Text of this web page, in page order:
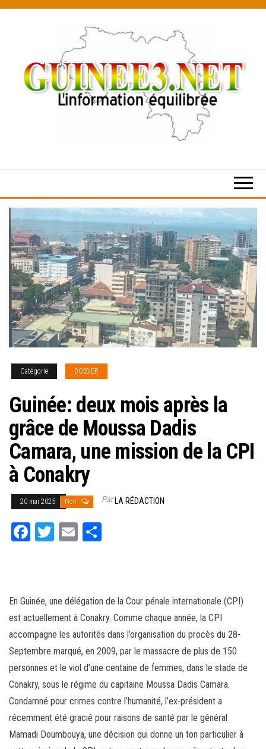
content
Catégorie DOSSIER
Guinée: deux mois après la
grâce de Moussa Dadis
Camara, une mission de la CPI
à Conakry
20 mai 2025 Non ParLA RÉDACTION
Fa T
E
En Guinée, une délégation de la Cour pénale internationale (CPI)
est actuellement à Conakry. Comme chaque année, la CPI
accompagne les autorités dans l’organisation du procès du 28-
Septembre marqué, en 2009, par le massacre de plus de 150
personnes et le viol d’une centaine de femmes, dans le stade de
Conakry, sous le régime du capitaine Moussa Dadis Camara.
Condamné pour crimes contre l’humanité, l’ex-président a
récemment été gracié pour raisons de santé par le général
Mamadi Doumbouya, une décision qui donne un ton particulier à